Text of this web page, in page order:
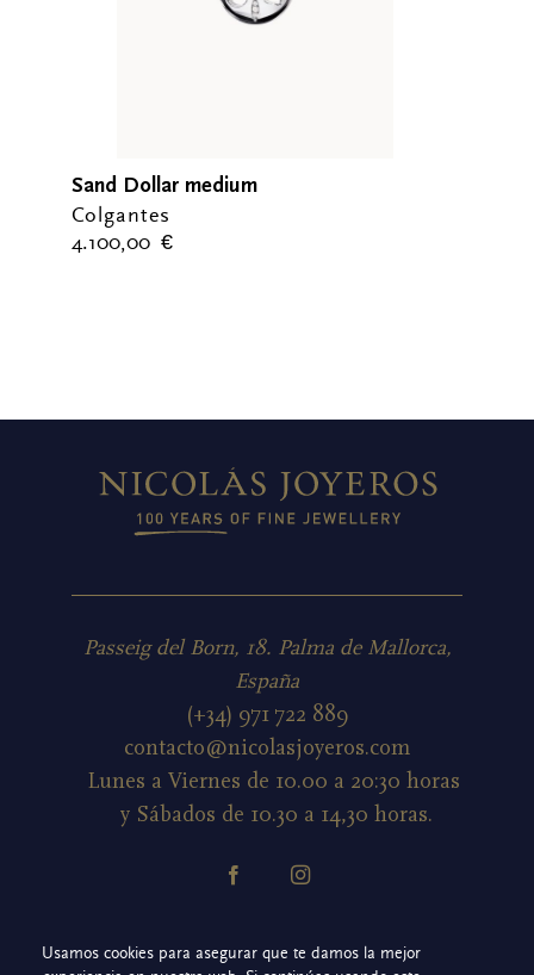
Colgantes
Sand Dollar medium
4.100,00 €
Passeig del Born, 18. Palma de Mallorca,
España
(+34) 971 722 889
contacto@nicolasjoyeros.com
Lunes a Viernes de 10.00 a 20:30 horas
y Sábados de 10.30 a 14,30 horas.
Política de cookies
Usamos cookies para asegurar que te damos la mejor